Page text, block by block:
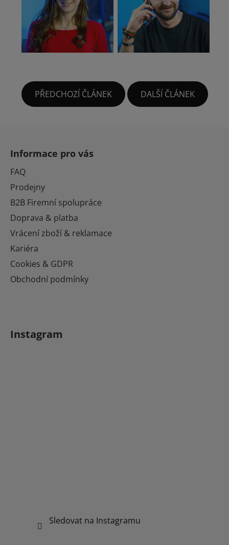
PŘEDCHOZÍ ČLÁNEK DALŠÍ ČLÁNEK
Informace pro vás
FAQ
Prodejny
B2B Firemní spolupráce
Doprava & platba
Vrácení zboží & reklamace
Kariéra
Cookies & GDPR
Obchodní podmínky
Instagram
Sledovat na Instagramu